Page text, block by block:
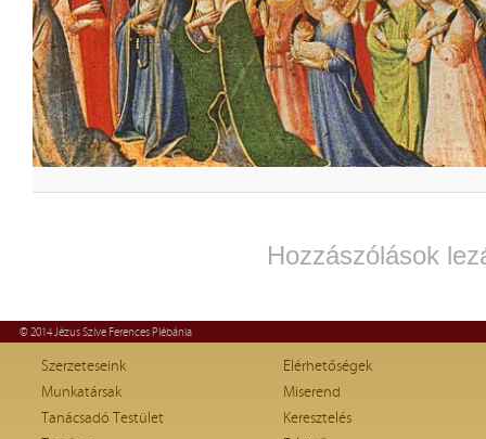
Hozzászólások
© 2014 Jézus Szíve Ferences Plébánia
Szerzeteseink
Munkatársak
Tanácsadó Testület
Elérhetőségek
Miserend
Keresztelés